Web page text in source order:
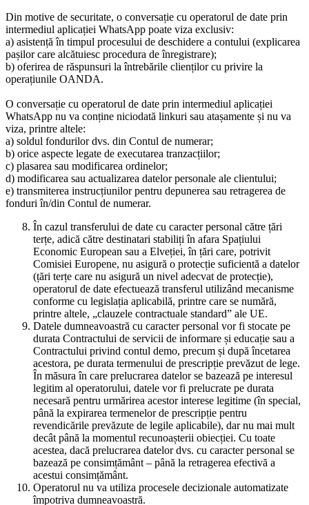
Din motive de securitate, o conversație cu operatorul de date prin
intermediul aplicației WhatsApp poate viza exclusiv:
a) asistență în timpul procesului de deschidere a contului (explicarea
pașilor care alcătuiesc procedura de înregistrare);
b) oferirea de răspunsuri la întrebările clienților cu privire la
operațiunile OANDA.
O conversație cu operatorul de date prin intermediul aplicației
WhatsApp nu va conține niciodată linkuri sau atașamente și nu va
viza, printre altele:
a) soldul fondurilor dvs. din Contul de numerar;
b) orice aspecte legate de executarea tranzacțiilor;
c) plasarea sau modificarea ordinelor;
d) modificarea sau actualizarea datelor personale ale clientului;
e) transmiterea instrucțiunilor pentru depunerea sau retragerea de
fonduri în/din Contul de numerar.
În cazul transferului de date cu caracter personal către țări
terțe, adică către destinatari stabiliți în afara Spațiului
Economic European sau a Elveției, în țări care, potrivit
Comisiei Europene, nu asigură o protecție suficientă a datelor
(țări terțe care nu asigură un nivel adecvat de protecție),
operatorul de date efectuează transferul utilizând mecanisme
conforme cu legislația aplicabilă, printre care se numără,
printre altele, „clauzele contractuale standard” ale UE.
Datele dumneavoastră cu caracter personal vor fi stocate pe
durata Contractului de servicii de informare și educație sau a
Contractului privind contul demo, precum și după încetarea
acestora, pe durata termenului de prescripție prevăzut de lege.
În măsura în care prelucrarea datelor se bazează pe interesul
legitim al operatorului, datele vor fi prelucrate pe durata
necesară pentru urmărirea acestor interese legitime (în special,
până la expirarea termenelor de prescripție pentru
revendicările prevăzute de legile aplicabile), dar nu mai mult
decât până la momentul recunoașterii obiecției. Cu toate
acestea, dacă prelucrarea datelor dvs. cu caracter personal se
bazează pe consimțământ – până la retragerea efectivă a
acestui consimțământ.
Operatorul nu va utiliza procesele decizionale automatizate
împotriva dumneavoastră.